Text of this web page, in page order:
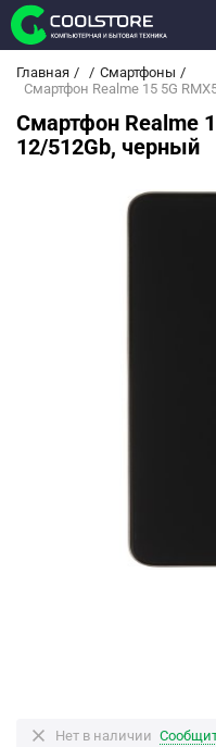
Главная
Смартфоны
Смартфон Realme 15 5G
Смартфон Realme
12/512Gb, черный
Нет в наличии